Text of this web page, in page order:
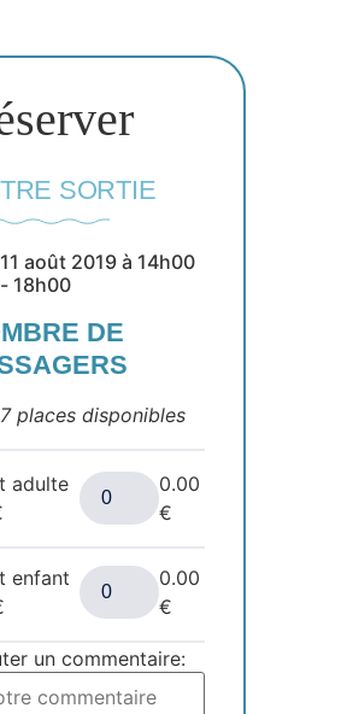
SORTIE
11 août 2019 à 14h00
- 18h00
DE
7 places disponibles
adulte
0.00
€
enfant
0.00
€
un commentaire: